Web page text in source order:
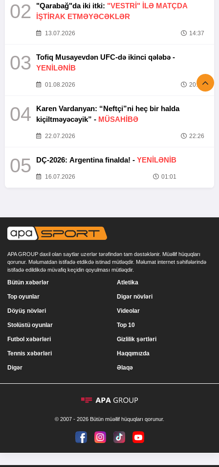
02 "Qarabağ"da iki itki: "VESTRİ" İLƏ MATÇDA
İŞTİRAK ETMƏYƏCƏKLƏR
13.07.2026 14:37
03
Tofiq Musayevdən UFC-də ikinci qələbə -
YENİLƏNİB
01.08.2026 20:52
04
Karen Vardanyan: “Neftçi”ni heç bir halda
kiçiltməyəcəyik” - MÜSAHİBƏ
22.07.2026 22:26
05 DÇ-2026: Argentina finalda! - YENİLƏNİB
16.07.2026 01:01
APA GROUP daxil olan saytlar uzerlər tərəfindən tam dəstəklənir. Müəllif hüquqları
qorunur. Məlumatdan istifadə etdikdə istinad mütləqdir. Məlumat internet səhifələrində
istifadə edildikdə müvafiq keçidin qoyulması mütləqdir.
Bütün xəbərlər
Top oyunlar
Döyüş növləri
Stolüstü oyunlar
Atletika
Digər növləri
Videolar
Top 10
Futbol xəbərləri
Tennis xəbərləri
Digər
Gizlilik şərtləri
Haqqımızda
Əlaqə
© 2007 - 2026 Bütün müəllif hüquqları qorunur.